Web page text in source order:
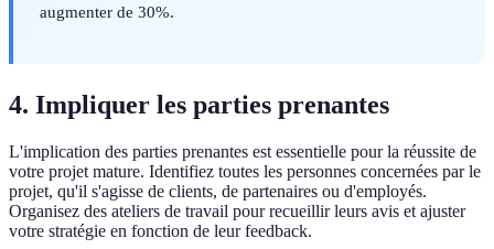
augmenter de 30%.
4. Impliquer les parties prenantes
L'implication des parties prenantes est essentielle pour la réussite de
votre projet mature. Identifiez toutes les personnes concernées par le
projet, qu'il s'agisse de clients, de partenaires ou d'employés.
Organisez des ateliers de travail pour recueillir leurs avis et ajuster
votre stratégie en fonction de leur feedback.